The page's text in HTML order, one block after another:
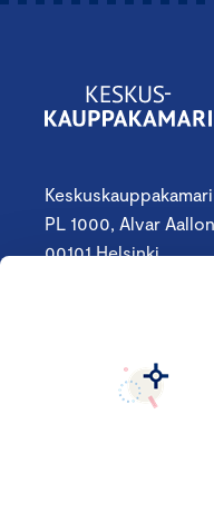
Keskuskauppakamari
PL 1000, Alvar
00101 Helsinki
Seuraa meitä: